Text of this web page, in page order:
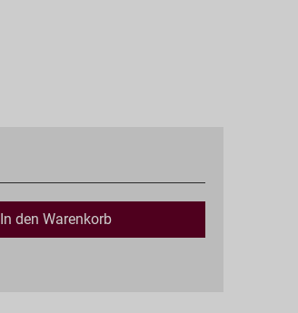
In den Warenkorb